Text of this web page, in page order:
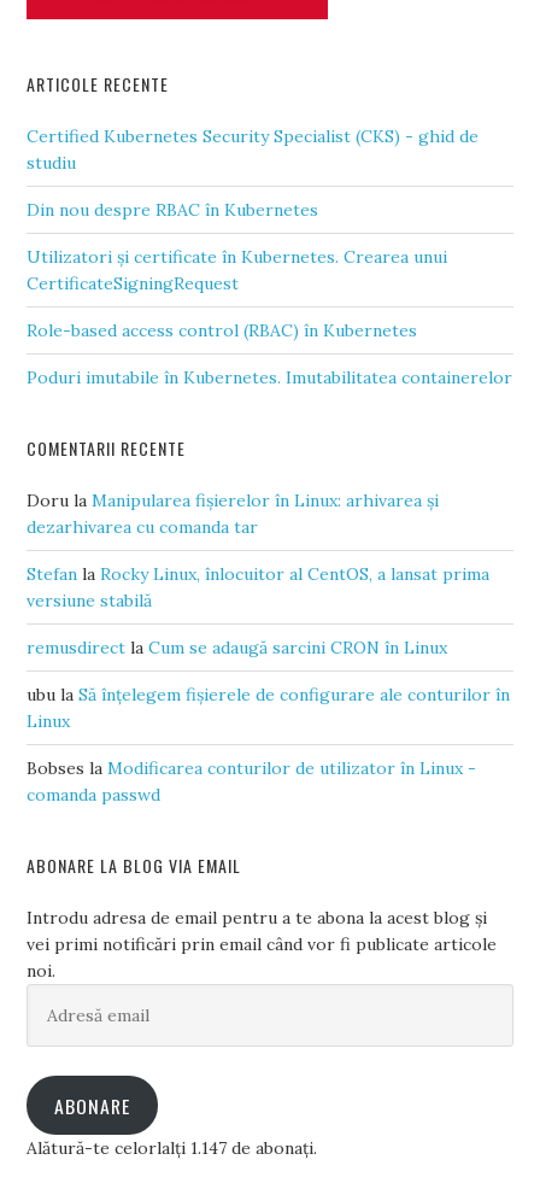
ARTICOLE RECENTE
Certified Kubernetes Security Specialist (CKS) - ghid de
studiu
Din nou despre RBAC în Kubernetes
Utilizatori și certificate în Kubernetes. Crearea unui
CertificateSigningRequest
Role-based access control (RBAC) în Kubernetes
Poduri imutabile în Kubernetes. Imutabilitatea containerelor
COMENTARII RECENTE
Doru laManipularea fișierelor în Linux: arhivarea și
dezarhivarea cu comanda tar
Stefan laRocky Linux, înlocuitor al CentOS, a lansat prima
versiune stabilă
remusdirect laCum se adaugă sarcini CRON în Linux
ubu laSă înțelegem fișierele de configurare ale conturilor în
Linux
Bobses laModificarea conturilor de utilizator în Linux -
comanda passwd
ABONARE LA BLOG VIA EMAIL
Introdu adresa de email pentru a te abona la acest blog și
vei primi notificări prin email când vor fi publicate articole
noi.
email
ABONARE
Alătură-te celorlalți 1.147 de abonați.